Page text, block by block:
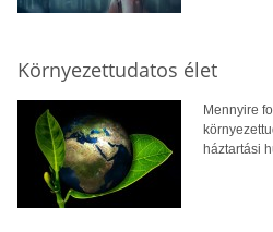
Környezettudatos élet
Mennyire
háztartási